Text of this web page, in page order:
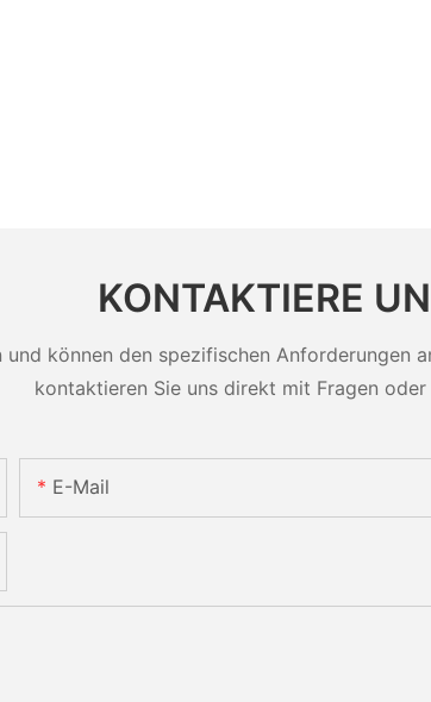
KONTAKTIERE
können den spezifischen Anforderungen
kontaktieren Sie uns direkt mit Fragen oder
E-Mail